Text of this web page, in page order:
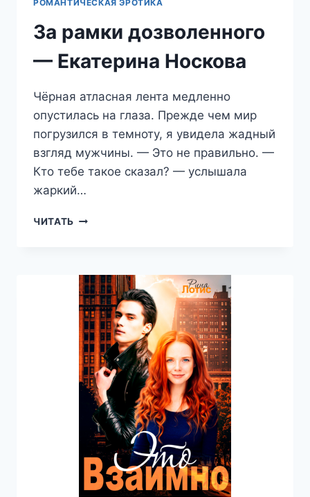
РОМАНТИЧЕСКАЯ ЭРОТИКА
За рамки дозволенного
— Екатерина Носкова
Чёрная атласная лента медленно
опустилась на глаза. Прежде чем мир
погрузился в темноту, я увидела жадный
взгляд мужчины. — Это не правильно. —
Кто тебе такое сказал? — услышала
жаркий…
ЧИТАТЬ ЗА
ЕКАТЕРИНА
НОСКОВА